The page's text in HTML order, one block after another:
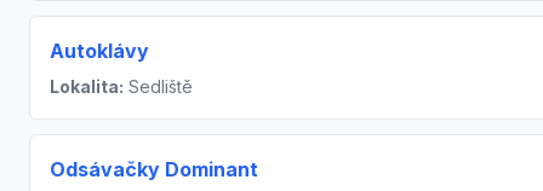
Autoklávy
Lokalita: Sedliště
Odsávačky Dominant